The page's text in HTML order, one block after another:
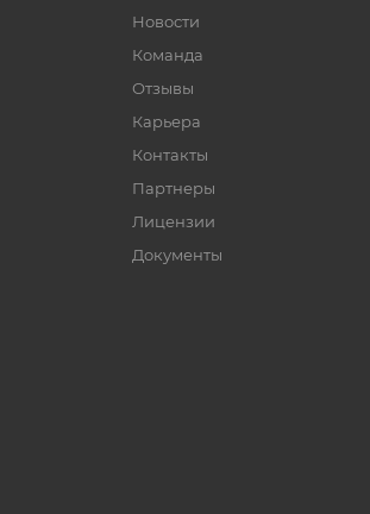
Новости
Команда
Отзывы
Карьера
Контакты
Партнеры
Лицензии
Документы